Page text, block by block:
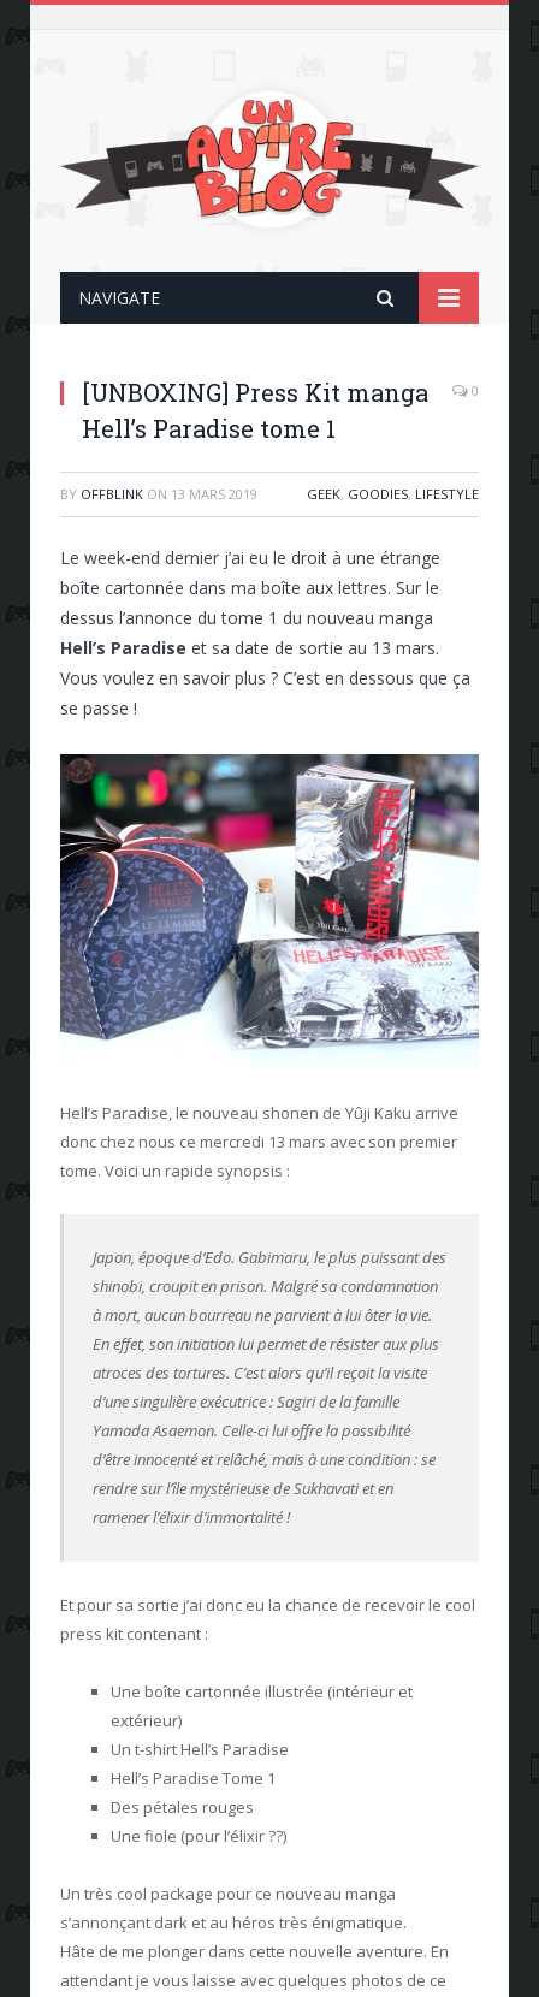
NAVIGATE
[UNBOXING] Press Kit manga
Hell’s Paradise tome 1
0
BY OFFBLINK ON 13 MARS 2019 GEEK, GOODIES, LIFESTYLE
Le week-end dernier j’ai eu le droit à une étrange
boîte cartonnée dans ma boîte aux lettres. Sur le
dessus l’annonce du tome 1 du nouveau manga
Hell’s Paradise et sa date de sortie au 13 mars.
Vous voulez en savoir plus ? C’est en dessous que ça
se passe !
Hell’s Paradise, le nouveau shonen de Yûji Kaku arrive
donc chez nous ce mercredi 13 mars avec son premier
tome. Voici un rapide synopsis :
Japon, époque d’Edo. Gabimaru, le plus puissant des
shinobi, croupit en prison. Malgré sa condamnation
à mort, aucun bourreau ne parvient à lui ôter la vie.
En effet, son initiation lui permet de résister aux plus
atroces des tortures. C’est alors qu’il reçoit la visite
d’une singulière exécutrice : Sagiri de la famille
Yamada Asaemon. Celle-ci lui offre la possibilité
d’être innocenté et relâché, mais à une condition : se
rendre sur l’île mystérieuse de Sukhavati et en
ramener l’élixir d’immortalité !
Et pour sa sortie j’ai donc eu la chance de recevoir le cool
press kit contenant :
Une boîte cartonnée illustrée (intérieur et
extérieur)
Un t-shirt Hell’s Paradise
Hell’s Paradise Tome 1
Des pétales rouges
Une fiole (pour l’élixir ??)
Un très cool package pour ce nouveau manga
s’annonçant dark et au héros très énigmatique.
Hâte de me plonger dans cette nouvelle aventure. En
attendant je vous laisse avec quelques photos de ce